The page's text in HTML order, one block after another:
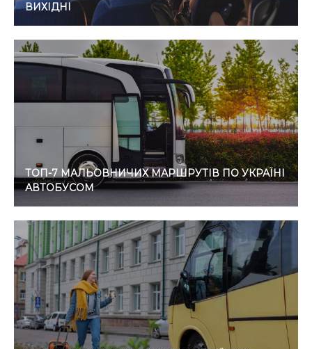
ВИХІДНІ
ТОП-7 МАЛЬОВНИЧИХ МАРШРУТІВ ПО УКРАЇНІ
АВТОБУСОМ